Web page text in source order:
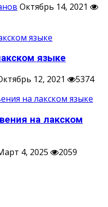
Октябрь 14, 2021
языке
12, 2021 5374
на лакском
4, 2025 2059